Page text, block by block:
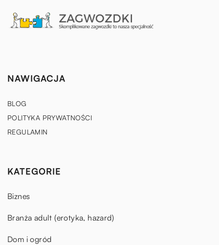
NAWIGACJA
BLOG
POLITYKA PRYWATNOŚCI
REGULAMIN
KATEGORIE
Biznes
Branża adult (erotyka, hazard)
Dom i ogród